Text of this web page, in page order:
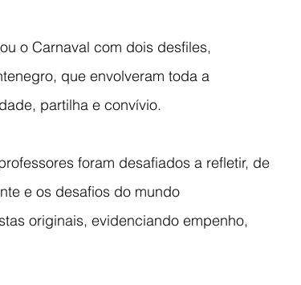
o Carnaval com dois desfiles,
que envolveram toda a
partilha e convívio.
foram desafiados a refletir, de
e os desafios do mundo
originais, evidenciando empenho,